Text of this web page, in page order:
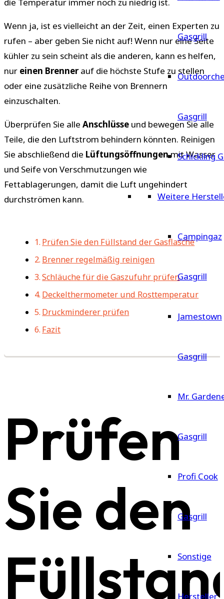
Gasgrill
Gasgrill
Schickling
Weitere
Campingaz
Gasgrill
Jamestown
Gasgrill
Mr.
Gasgrill
Profi Cook
Gasgrill
Sonstige
Hersteller
Wenn ja, ist es vielleicht an der Zeit, einen Experten zu
rufen – aber geben Sie nicht auf! Wenn nur eine Seite
kühler zu sein scheint als die anderen, kann es helfen,
nur einen Brennerauf die höchste Stufe zu stellen
oder eine zusätzliche Reihe von Brennern
einzuschalten.
Überprüfen Sie alle Anschlüsse und bewegen Sie alle
Teile, die den Luftstrom behindern könnten. Reinigen
Sie abschließend die Lüftungsöffnungenmit Wasser
und Seife von Verschmutzungen wie
Fettablagerungen, damit die Luft ungehindert
durchströmen kann.
Prüfen Sie den Füllstand der Gasflasche
Brenner regelmäßig reinigen
Schläuche für die Gaszufuhr prüfen
Deckelthermometer und Rosttemperatur
Druckminderer prüfen
Fazit
Prüfen
Sie den